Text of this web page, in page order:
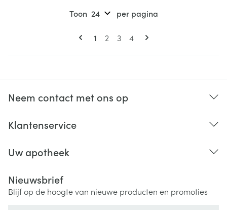
Pagina's
U lees momenteel pagina
1 Pagina
2 Pagina
3 Pagina
4
Toon per pagina
Neem contact met ons op
Klantenservice
Uw apotheek
Nieuwsbrief
Blijf op de hoogte van nieuwe producten en promoties